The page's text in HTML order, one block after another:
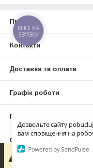
Дозвольте сайту
вам сповіщення на
Powered by SendPulse
Про нас
Контакти
Доставка та оплата
Графік роботи
Повна версія сайту
Сайт створено на
Політика
Зараз ми не можемо
обовязково
КНОПКА
ЗВ'ЯЗКУ